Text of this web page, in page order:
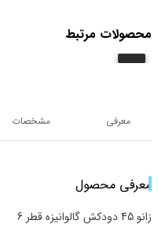
محصولات مرتبط
معرفی مشخصات
معرفی محصول
زانو 45 دودکش گالوانیزه قطر 6